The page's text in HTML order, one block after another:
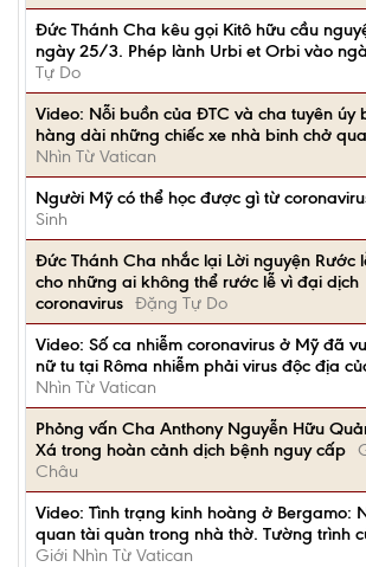
Đức Thánh Cha kêu gọi Kitô hữu cầu
ngày 25/3. Phép lành Urbi et Orbi vào
Tự Do
Video: Nỗi buồn của ĐTC và cha tuyên úy
hàng dài những chiếc xe nhà binh chở
Nhìn Từ Vatican
Người Mỹ có thể học được gì từ
Sinh
Đức Thánh Cha nhắc lại Lời nguyện Rước
cho những ai không thể rước lễ vì đại dịch
coronavirus Đặng Tự Do
Video: Số ca nhiễm coronavirus ở Mỹ đã
nữ tu tại Rôma nhiễm phải virus độc địa
Nhìn Từ Vatican
Phỏng vấn Cha Anthony Nguyễn Hữu
Xá trong hoàn cảnh dịch bệnh nguy cấp
Châu
Video: Tình trạng kinh hoàng ở Bergamo:
quan tài quàn trong nhà thờ. Tường trình
Giới Nhìn Từ Vatican